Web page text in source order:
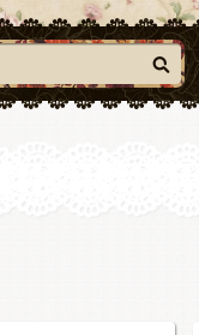
Найти